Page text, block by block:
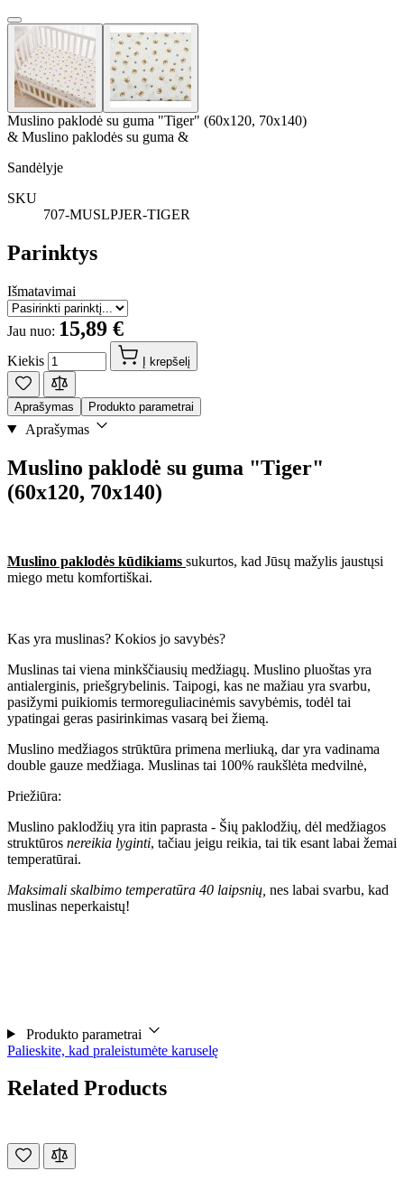
Muslino paklodė su guma "Tiger" (60x120, 70x140)
& Muslino paklodės su guma &
Sandėlyje
SKU
707-MUSLPJER-TIGER
Parinktys
Išmatavimai
Jau nuo: 15,89 €
Kiekis Į krepšelį
Aprašymas Produkto parametrai
Aprašymas
Muslino paklodė su guma "Tiger"
(60x120, 70x140)
Muslino paklodės kūdikiams sukurtos, kad Jūsų mažylis jaustųsi
miego metu komfortiškai.
Kas yra muslinas? Kokios jo savybės?
Muslinas tai viena minkščiausių medžiagų. Muslino pluoštas yra
antialerginis, priešgrybelinis. Taipogi, kas ne mažiau yra svarbu,
pasižymi puikiomis termoreguliacinėmis savybėmis, todėl tai
ypatingai geras pasirinkimas vasarą bei žiemą.
Muslino medžiagos strūktūra primena merliuką, dar yra vadinama
double gauze medžiaga. Muslinas tai 100% raukšlėta medvilnė,
Priežiūra:
Muslino paklodžių yra itin paprasta - Šių paklodžių, dėl medžiagos
struktūros nereikia lyginti, tačiau jeigu reikia, tai tik esant labai žemai
temperatūrai.
Maksimali skalbimo temperatūra 40 laipsnių, nes labai svarbu, kad
muslinas neperkaistų!
Produkto parametrai
Palieskite, kad praleistumėte karuselę
Related Products